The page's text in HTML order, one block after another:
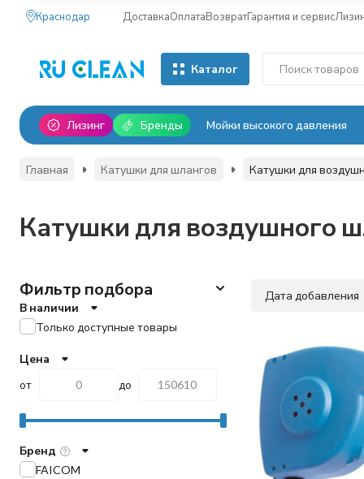
Краснодар ДоставкаОплатаВозвратГарантия и сервис
Каталог
Лизинг Бренды Мойки высокого давления
Главная Катушки для шлангов Катушки для
Катушки для воздушного
Дата добавления
Фильтр подбора
В наличии
Только доступные товары
Цена
от
до
Бренд
FAICOM